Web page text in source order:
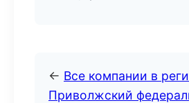
← Все компании в
Приволжский